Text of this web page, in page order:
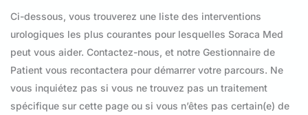
Ci-dessous, vous trouverez une liste des interventions
urologiques les plus courantes pour lesquelles Soraca Med
peut vous aider. Contactez-nous, et notre Gestionnaire de
Patient vous recontactera pour démarrer votre parcours. Ne
vous inquiétez pas si vous ne trouvez pas un traitement
spécifique sur cette page ou si vous n’êtes pas certain(e) de